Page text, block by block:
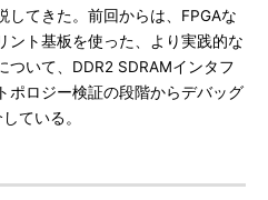
してきた。前回からは、FPGAな
ント基板を使った、より実践的な
ついて、DDR2 SDRAMインタフ
ポロジー検証の段階からデバッグ
ている。